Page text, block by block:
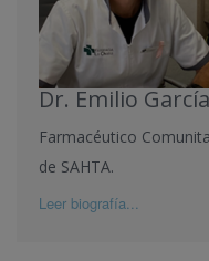
Dr. Emilio
Farmacéutico
de SAHTA.
Leer biografía...